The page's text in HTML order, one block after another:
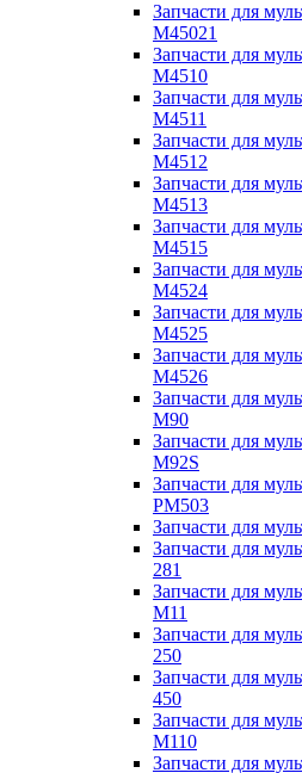
Запчасти для
M45021
Запчасти для
M4510
Запчасти для
M4511
Запчасти для
M4512
Запчасти для
M4513
Запчасти для
M4515
Запчасти для
M4524
Запчасти для
M4525
Запчасти для
M4526
Запчасти для
M90
Запчасти для
M92S
Запчасти для
PM503
Запчасти для
Запчасти для
281
Запчасти для
M11
Запчасти для
250
Запчасти для
450
Запчасти для
M110
Запчасти для